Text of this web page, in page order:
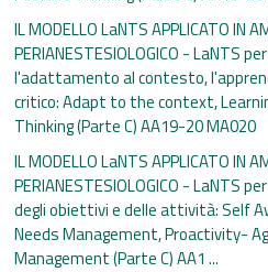
IL MODELLO LaNTS APPLICATO IN
PERIANESTESIOLOGICO - LaNTS
l'adattamento al contesto,
critico: Adapt to the context,
Thinking (Parte C) AA19-20 MA020
IL MODELLO LaNTS APPLICATO IN
PERIANESTESIOLOGICO - LaNTS
degli obiettivi e delle attività: Self
Needs Management, Proactivity-
Management (Parte C) AA1 ...